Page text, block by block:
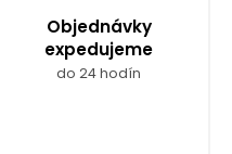
Objednávky
expedujeme
do 24 hodín